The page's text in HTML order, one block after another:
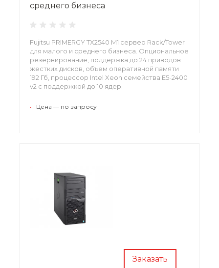
среднего бизнеса
Fujitsu PRIMERGY TX2540 M1 сервер Rack/Tower
для малого и среднего бизнеса. Опциональное
резервирование, поддержка до 24 приводов
жестких дисков, объем оперативной памяти
192 Гб, процессор Intel Xeon семейства E5-2400
v2 с поддержкой до 10 ядер.
• Цена — по запросу
Заказать